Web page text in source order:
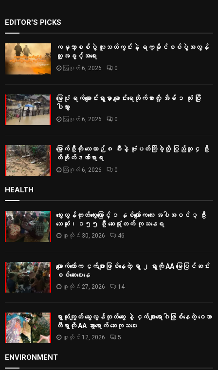
EDITOR'S PICKS
ကမ္ဘာ့စစ်ပွဲ လူသတ်ကွင်းနဲ့ ရက္ခိုင်စစ်ပွဲအလွန်
လူ့အခွင့်အရေး
ဩဂုတ် 6, 2026 0
မြေပုံ ရက်ချောင်းရွာမှာ ချောင်းရေတိုက်စားလို့ အိမ် ၁ လုံး ပြို
ပါသွား
ဩဂုတ် 6, 2026 0
မြောက်ဦးကို လေယာဉ် ၈ စီးနဲ့ ဗုံးပတ်ကြဲခဲ့လို့ ပြည်သူ ၄ ဦး
ထိခိုက်ဒဏ်ရာရ
ဩဂုတ် 6, 2026 0
HEALTH
သွေးလွန်တုတ်ကွေးကြောင့် ၁ နှစ်ကျော်ကလေး အပါအဝင် ၃ ဦး
သေဆုံး၊ ၁၅၅ ဦး ဆေးရုံတက် ကုသနေရ
ဇူလိုင် 30, 2026 46
ကျောက်တော်က ငှက်ဖျားဖြစ်နေတဲ့ ရွာ ၂ ရွာကို AA မြေပြင်ဆင်း
စစ်‌ဆေးပေးနေ
ဇူလိုင် 27, 2026 14
ရွာလုံးကျွတ် သွေးလွန်တုတ်ကွေး နဲ့ ငှက်ဖျားရောဂါဖြစ်နေတဲ့ ဝေသာ
လီရွာကို AA သွားရောက် ဆေးကုသပေး
ဇူလိုင် 12, 2026 5
ENVIRONMENT